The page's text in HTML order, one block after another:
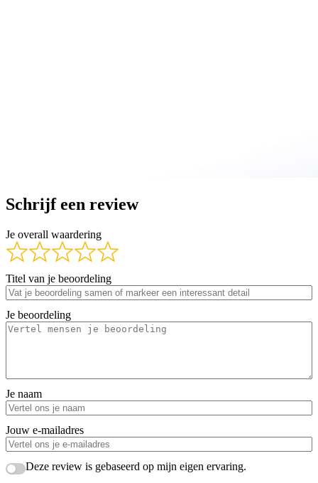
Schrijf een review
Je overall waardering
Titel van je beoordeling
Je beoordeling
Je naam
Jouw e-mailadres
Deze review is gebaseerd op mijn eigen ervaring.